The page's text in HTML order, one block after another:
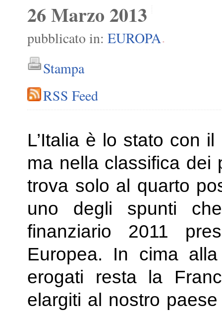
26 Marzo 2013
pubblicato in: EUROPA -
Stampa
RSS Feed
L’Italia è lo stato con
ma nella classifica dei
trova solo al quarto
uno degli spunti
finanziario 2011
Europea. In cima
erogati resta la
elargiti al nostro